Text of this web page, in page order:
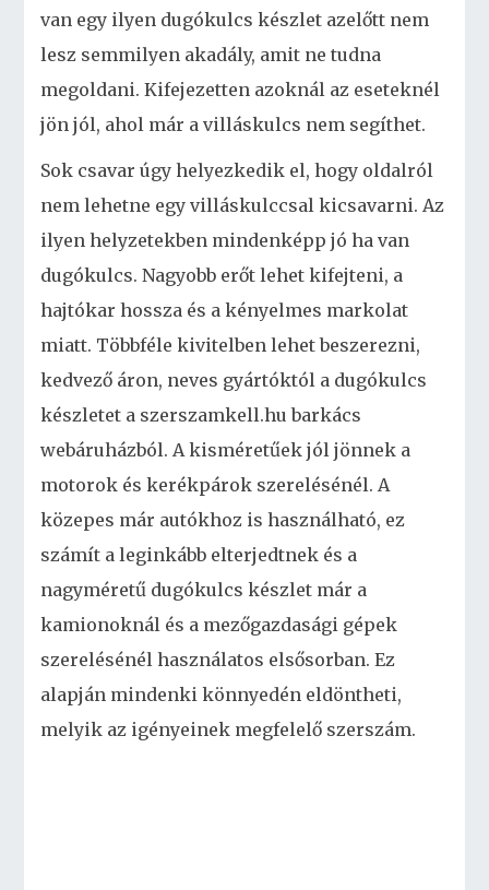
van egy ilyen dugókulcs készlet azelőtt nem
lesz semmilyen akadály, amit ne tudna
megoldani. Kifejezetten azoknál az eseteknél
jön jól, ahol már a villáskulcs nem segíthet.
Sok csavar úgy helyezkedik el, hogy oldalról
nem lehetne egy villáskulccsal kicsavarni. Az
ilyen helyzetekben mindenképp jó ha van
dugókulcs. Nagyobb erőt lehet kifejteni, a
hajtókar hossza és a kényelmes markolat
miatt. Többféle kivitelben lehet beszerezni,
kedvező áron, neves gyártóktól a dugókulcs
készletet a szerszamkell.hu barkács
webáruházból. A kisméretűek jól jönnek a
motorok és kerékpárok szerelésénél. A
közepes már autókhoz is használható, ez
számít a leginkább elterjedtnek és a
nagyméretű dugókulcs készlet már a
kamionoknál és a mezőgazdasági gépek
szerelésénél használatos elsősorban. Ez
alapján mindenki könnyedén eldöntheti,
melyik az igényeinek megfelelő szerszám.